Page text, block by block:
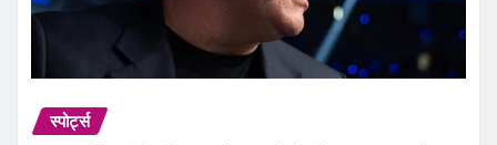
स्पोर्ट्स